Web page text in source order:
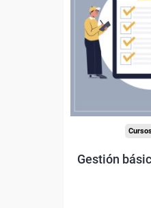
Sin requisitos
Gestión